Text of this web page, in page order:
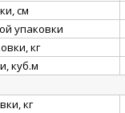
см
упаковки
кг
куб.м
кг